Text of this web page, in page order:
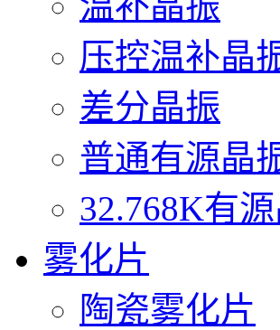
压控温补晶
差分晶振
普通有源晶
32.768K有
雾化片
陶瓷雾化片